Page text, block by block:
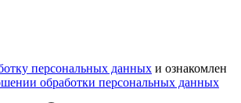
персональных данных и ознакомлен
обработки персональных данных